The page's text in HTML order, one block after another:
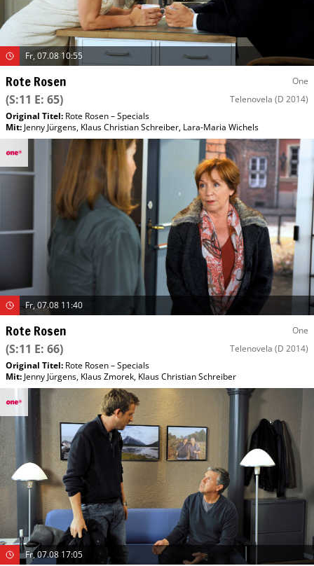
Fr, 07.08 10:55
Rote Rosen One
(S:11 E: 65) Telenovela (D 2014)
Original Titel: Rote Rosen – Specials
Mit: Jenny Jürgens, Klaus Christian Schreiber, Lara-Maria Wichels
Fr, 07.08 11:40
Rote Rosen One
(S:11 E: 66) Telenovela (D 2014)
Original Titel: Rote Rosen – Specials
Mit: Jenny Jürgens, Klaus Zmorek, Klaus Christian Schreiber
Fr, 07.08 17:05